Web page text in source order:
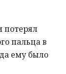
потерял
пальца в
ему было